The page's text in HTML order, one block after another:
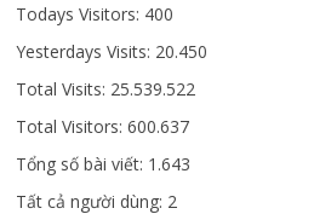
Todays Visitors: 400
Yesterdays Visits: 20.450
Total Visits: 25.539.522
Total Visitors:600.637
Tổng số bài viết: 1.643
Tất cả người dùng: 2